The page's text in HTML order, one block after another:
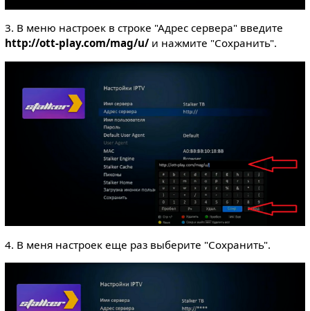
3. В меню настроек в строке "Адрес сервера" введите
http://ott-play.com/mag/u/и нажмите "Сохранить".
4. В меня настроек еще раз выберите "Сохранить".